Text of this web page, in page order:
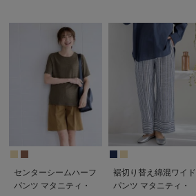
センターシームハーフ
パンツ マタニティ・
裾切り替え綿混ワイド
パンツ マタニティ・